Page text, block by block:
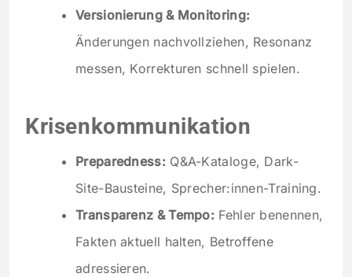
Versionierung & Monitoring:
Änderungen nachvollziehen, Resonanz
messen, Korrekturen schnell spielen.
Krisenkommunikation
Preparedness:Q&A-Kataloge, Dark-
Site-Bausteine, Sprecher:innen-Training.
Transparenz & Tempo: Fehler benennen,
Fakten aktuell halten, Betroffene
adressieren.